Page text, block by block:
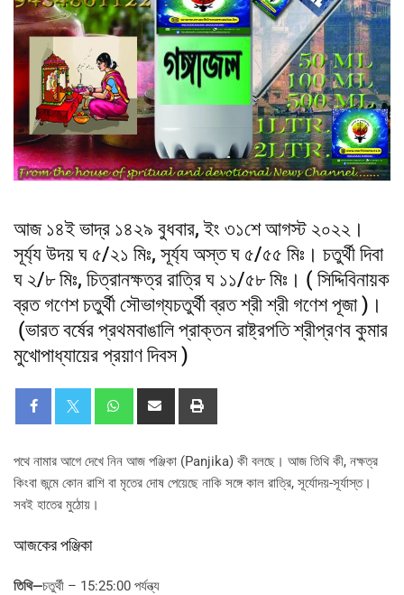
আজ ১৪ই ভাদ্র ১৪২৯ বুধবার, ইং ৩১শে আগস্ট ২০২২।
সূর্য্য উদয় ঘ ৫/২১ মিঃ, সূর্য্য অস্ত ঘ ৫/৫৫ মিঃ। চতুর্থী দিবা
ঘ ২/৮ মিঃ, চিত্রানক্ষত্র রাত্রি ঘ ১১/৫৮ মিঃ। ( সিদ্দিবিনায়ক
ব্রত গণেশ চতুর্থী সৌভাগ্যচতুর্থী ব্রত শ্রী শ্রী গণেশ পূজা )।
(ভারত বর্ষের প্রথমবাঙালি প্রাক্তন রাষ্ট্রপতি শ্রীপ্রণব কুমার
মুখোপাধ্যায়ের প্রয়াণ দিবস )
পথে নামার আগে দেখে নিন আজ পঞ্জিকা (Panjika) কী বলছে। আজ তিথি কী, নক্ষত্র
কিংবা জন্মে কোন রাশি বা মৃতের দোষ পেয়েছে নাকি সঙ্গে কাল রাত্রি, সূর্যোদয়-সূর্যাস্ত।
সবই হাতের মুঠোয়।
আজকের পঞ্জিকা
তিথি—চতুর্থী – 15:25:00 পর্যন্ত্য